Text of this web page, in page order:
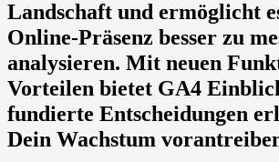
Landschaft und ermöglicht
Online-Präsenz besser zu
analysieren. Mit neuen
Vorteilen bietet GA4
fundierte Entscheidungen
Dein Wachstum